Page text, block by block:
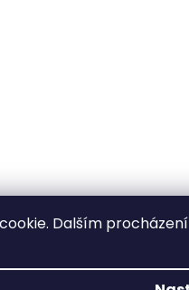
Dalším